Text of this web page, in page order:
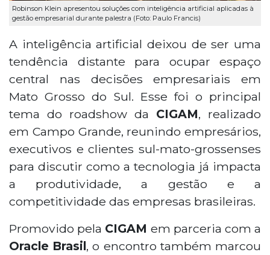
Robinson Klein apresentou soluções com inteligência artificial aplicadas à
gestão empresarial durante palestra (Foto: Paulo Francis)
A inteligência artificial deixou de ser uma
tendência distante para ocupar espaço
central nas decisões empresariais em
Mato Grosso do Sul. Esse foi o principal
tema do roadshow da CIGAM, realizado
em Campo Grande, reunindo empresários,
executivos e clientes sul-mato-grossenses
para discutir como a tecnologia já impacta
a produtividade, a gestão e a
competitividade das empresas brasileiras.
Promovido pela CIGAM em parceria com a
Oracle Brasil, o encontro também marcou